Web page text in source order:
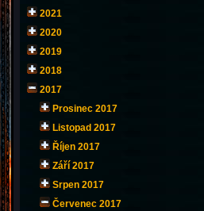
2021
2020
2019
2018
2017
Prosinec 2017
Listopad 2017
Říjen 2017
Září 2017
Srpen 2017
Červenec 2017